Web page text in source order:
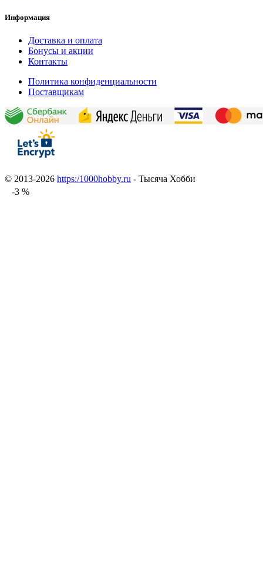
-3 %
Информация
Доставка и оплата
Бонусы и акции
Контакты
Политика конфиденциальности
Поставщикам
© 2013-2026 https:/1000hobby.ru - Тысяча Хобби